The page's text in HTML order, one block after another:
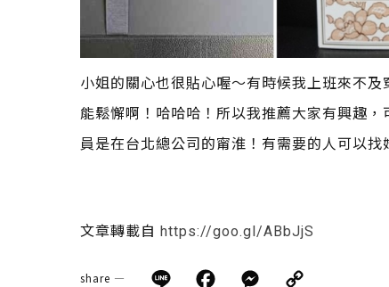
小姐的關心也很貼心喔～有時候我上班來不
能鬆懈啊！哈哈哈！所以我推薦大家有興趣
員是在台北總公司的甯淮！有需要的人可以找
文章轉載自https://goo.gl/ABbJjS
share — Line Facebook